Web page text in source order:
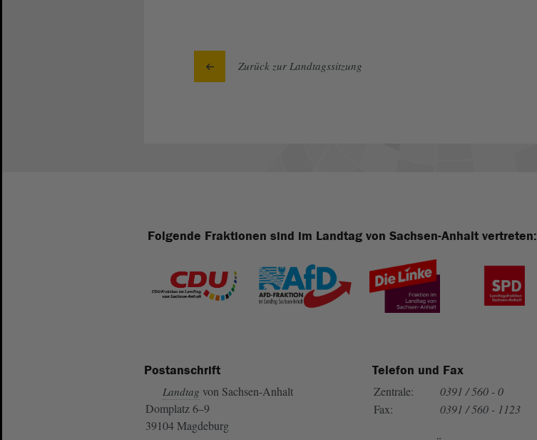
Zurück zur Landtagssitzung
Folgende Fraktionen sind im Landtag von Sachsen-Anhalt vertreten:
Postanschrift
Landtag von Sachsen-Anhalt
Domplatz 6–9
39104 Magdeburg
Telefon und Fax
Zentrale:
0391 / 560 - 0
Fax:
0391 / 560 - 1123